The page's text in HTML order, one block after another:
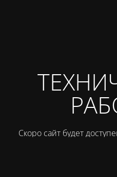
Скоро сайт будет